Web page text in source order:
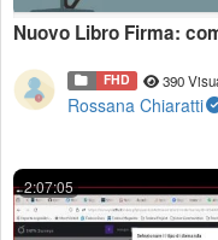
Nuovo Libro Firma:
FHD 390
Rossana Chiaratti
2:07:05